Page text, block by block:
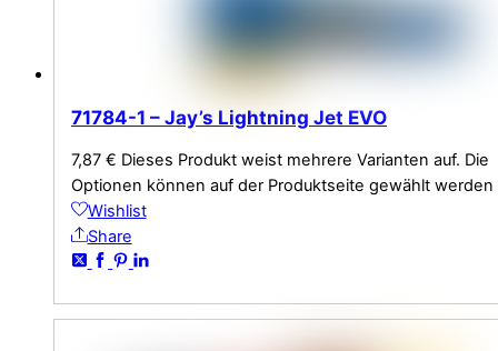
71784-1 – Jay’s Lightning Jet EVO
7,87 € Dieses Produkt weist mehrere Varianten auf. Die
Optionen können auf der Produktseite gewählt werden
Wishlist
Share